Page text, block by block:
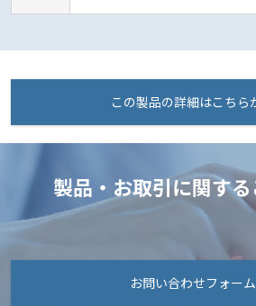
この製品の詳細はこちら
製品・お取引に関す
お問い合わせフォーム